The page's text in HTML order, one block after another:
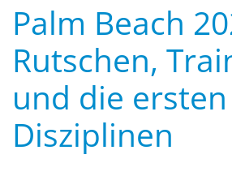
Palm Beach
Rutschen,
und die
Disziplinen